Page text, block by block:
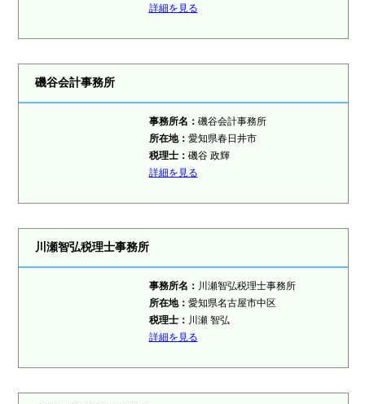
詳細を見る
磯谷会計事務所
事務所名： 磯谷会計事務所
所在地： 愛知県春日井市
税理士： 磯谷 政輝
詳細を見る
川瀬智弘税理士事務所
事務所名： 川瀬智弘税理士事務所
所在地： 愛知県名古屋市中区
税理士： 川瀬 智弘
詳細を見る